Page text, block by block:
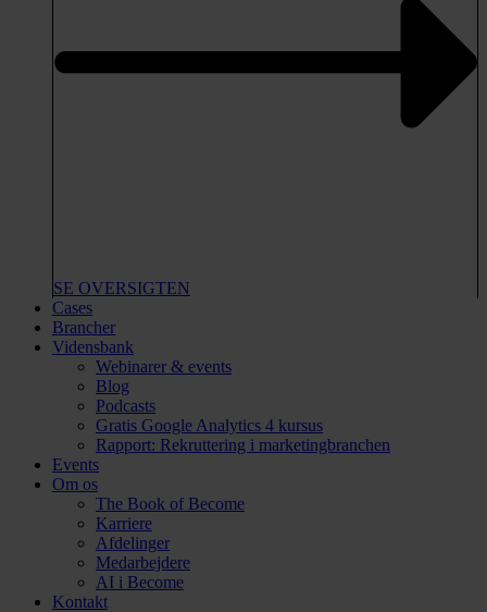
SE OVERSIGTEN
Cases
Brancher
Vidensbank
Webinarer & events
Blog
Podcasts
Gratis Google Analytics 4 kursus
Rapport: Rekruttering i marketingbranchen
Events
Om os
The Book of Become
Karriere
Afdelinger
Medarbejdere
AI i Become
Kontakt